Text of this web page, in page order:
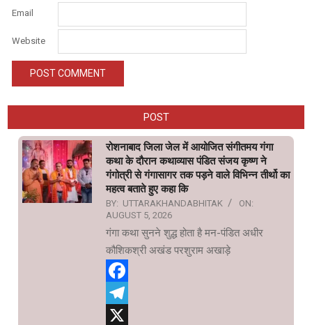
Email
Website
POST
रोशनाबाद जिला जेल में आयोजित संगीतमय गंगा
कथा के दौरान कथाव्यास पंडित संजय कृष्ण ने
गंगोत्री से गंगासागर तक पड़ने वाले विभिन्न तीर्थो का
महत्व बताते हुए कहा कि
BY: UTTARAKHANDABHITAK
ON:
AUGUST 5, 2026
गंगा कथा सुनने शुद्ध होता है मन-पंडित अधीर
कौशिकश्री अखंड परशुराम अखाड़े
Facebook
Telegram